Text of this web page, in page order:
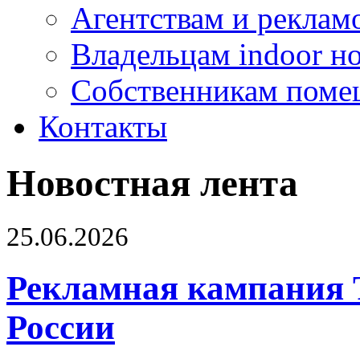
Агентствам и
Владельцам indoor
Собственникам
Контакты
Новостная лента
25.06.2026
Рекламная кампания
России